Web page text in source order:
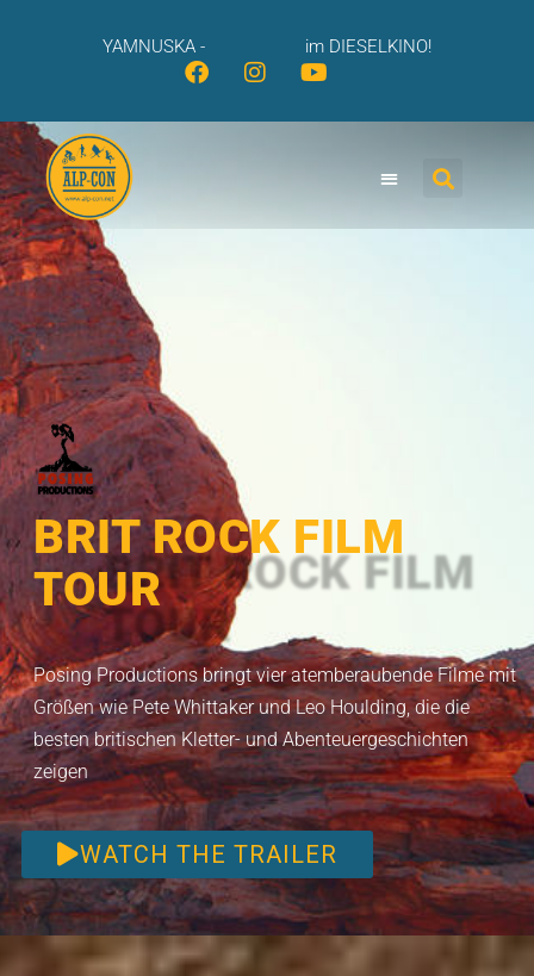
YAMNUSKA - im DIESELKINO!
BRIT ROCK FILM
TOUR
Posing Productions bringt vier atemberaubende Filme mit
Größen wie Pete Whittaker und Leo Houlding, die die
besten britischen Kletter- und Abenteuergeschichten
zeigen
WATCH THE TRAILER